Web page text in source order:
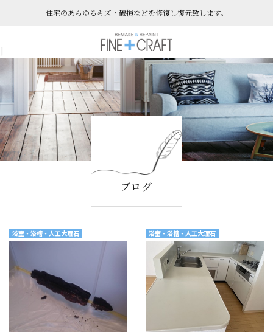
]
住宅のあらゆるキズ・破損などを​​​​​​​修復し復元致します。
ブログ
浴室・浴槽・人工大理石 浴室・浴槽・人工大理石